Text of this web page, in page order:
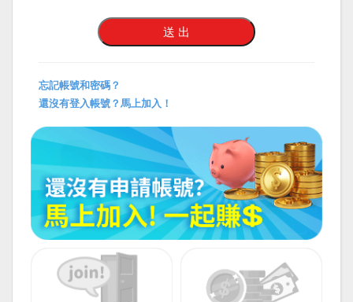
忘記帳號和密碼？
還沒有登入帳號？馬上加入！